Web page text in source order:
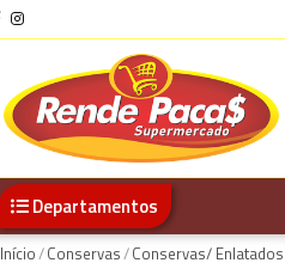
Departamentos
Início/Conservas/Conservas/ Enlatados